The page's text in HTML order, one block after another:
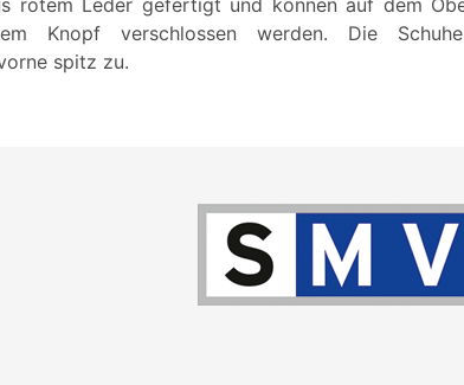
Knopf verschlossen werden. Die
spitz zu.